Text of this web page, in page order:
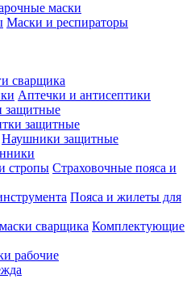
маски
Маски и респираторы
сварщика
Аптечки и антисептики
защитные
защитные
Наушники защитные
Страховочные пояса и
Пояса и жилеты для
Комплектующие
рабочие